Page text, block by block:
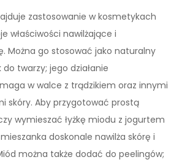
zastosowanie w kosmetykach
właściwości nawilżające i
Można go stosować jako naturalny
do twarzy; jego działanie
w walce z trądzikiem oraz innymi
skóry. Aby przygotować prostą
wymieszać łyżkę miodu z jogurtem
doskonale nawilża skórę i
można także dodać do peelingów;